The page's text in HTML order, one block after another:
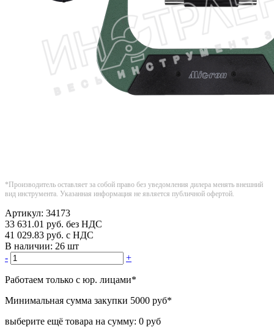
*Производитель оставляет за собой право без уведомления дилера менять внешний
вид инструмента. Указанная информация не является публичной офертой.
Артикул: 34173
33 631.01 руб. без НДС
41 029.83 руб. с НДС
В наличии: 26 шт
-
+
Работаем только с юр. лицами*
Минимальная сумма закупки 5000 руб*
выберите ещё товара на сумму: 0 руб